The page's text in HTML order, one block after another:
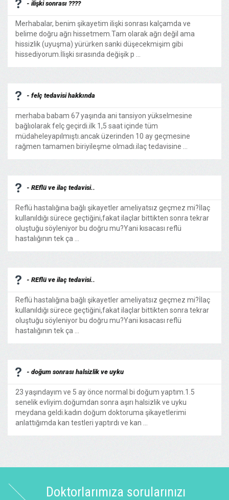
- ilişki sonrası ????
Merhabalar, benim şikayetim ilişki sonrası kalçamda ve
belime doğru ağrı hissetmem.Tam olarak ağrı değil ama
hissizlik (uyuşma) yürürken sanki düşecekmişim gibi
hissediyorum.İlişki sırasında değişik p ...
- felç tedavisi hakkında
merhaba babam 67 yaşında ani tansiyon yükselmesine
bağlıolarak felç geçirdi.ilk 1,5 saat içinde tüm
müdaheleyapılmıştı.ancak üzerinden 10 ay geçmesine
rağmen tamamen biriyileşme olmadı.ilaç tedavisine ...
- REflü ve ilaç tedavisi..
Reflü hastalığına bağlı şikayetler ameliyatsız geçmez mi?İlaç
kullanıldığı sürece geçtiğini,fakat ilaçlar bittikten sonra tekrar
oluştuğu söyleniyor bu doğru mu?Yani kısacası reflü
hastalığının tek ça ...
- REflü ve ilaç tedavisi..
Reflü hastalığına bağlı şikayetler ameliyatsız geçmez mi?İlaç
kullanıldığı sürece geçtiğini,fakat ilaçlar bittikten sonra tekrar
oluştuğu söyleniyor bu doğru mu?Yani kısacası reflü
hastalığının tek ça ...
- doğum sonrası halsizlik ve uyku
23 yaşındayım ve 5 ay önce normal bi doğum yaptım.1.5
senelik evliyim.doğumdan sonra aşırı halsizlik ve uyku
meydana geldi.kadın doğum doktoruma şikayetlerimi
anlattığımda kan testleri yaptırdı ve kan ...
Doktorlarımıza sorularınızı